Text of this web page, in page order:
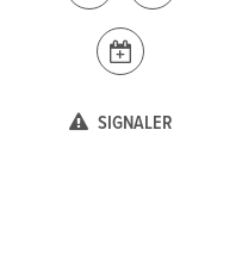
SIGNALER